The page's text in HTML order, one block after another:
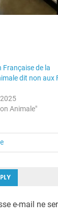
Française de la
dit non aux
Animale"
e-mail ne